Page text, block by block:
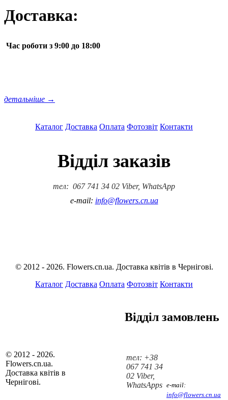
Доставка:
Час роботи з 9:00 до 18:00
детальніше →
Каталог Доставка Оплата Фотозвіт Контакти
Відділ заказів
тел: 067 741 34 02 Viber, WhatsApp
e-mail: info@flowers.cn.ua
© 2012 - 2026. Flowers.cn.ua. Доставка квітів в Чернігові.
Каталог Доставка Оплата Фотозвіт Контакти
© 2012 - 2026.
Flowers.cn.ua.
Доставка квітів в
Чернігові.
Відділ замовлень
тел: +38
067 741 34
02 Viber,
WhatsApps e-mail:
info@flowers.cn.ua